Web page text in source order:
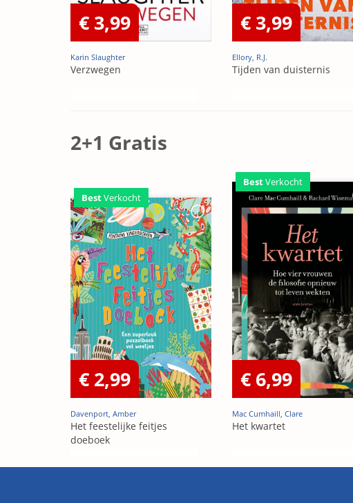
€ 3,99
Karin Slaughter
Verzwegen
€ 3,99
Ellory, R.J.
Tijden van duisternis
2+1 Gratis
BestVerkocht
€ 2,99
Davenport, Amber
Het feestelijke feitjes
doeboek
BestVerkocht
€ 6,99
Mac Cumhaill, Clare
Het kwartet